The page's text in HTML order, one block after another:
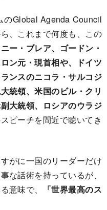
Global Agenda Council
、これまで何度も、この
ー・ブレア、ゴードン・
ン元・現首相や、ドイツ
ンスのニコラ・サルコジ
統領、米国のビル・クリ
大統領、ロシアのウラジ
ピーチを間近で聴いてき
がに一国のリーダーだけ
な話術を持っているが、
意味で、
「世界最高のス